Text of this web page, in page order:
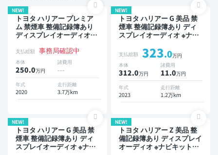
NEW!
トヨタ ハリアー プレミア
ム 禁煙車 整備記録簿あり
ディスプレイオーディオ
クモニター ドライブレコー
ダー
支払総額 事務局確認中
本体
250.0万円
諸費用
---
年式
2020
走行距離
3.7万km
NEW!
トヨタ ハリアー G 美品 禁
煙車 整備記録簿あり ディ
スプレイオーディオ ※ナビ
スポットモニター デジタル
インナーミラー オートクル
ーズ スマートキー ETC バ
ックモニター ドライブレコ
ーダー 衝突軽減
支払総額 323.0万円
本体
312.0万円
諸費用
11.0万円
年式
2023
走行距離
1.2万km
NEW!
トヨタ ハリアー G 美品 禁
煙車 整備記録簿あり ディ
スプレイオーディオ ※ナビ
NEW!
トヨタ ハリアー Z 美品 整
備記録簿あり ディスプレイ
オーディオ ※ナビキットあ